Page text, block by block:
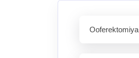
Ooferektomiya